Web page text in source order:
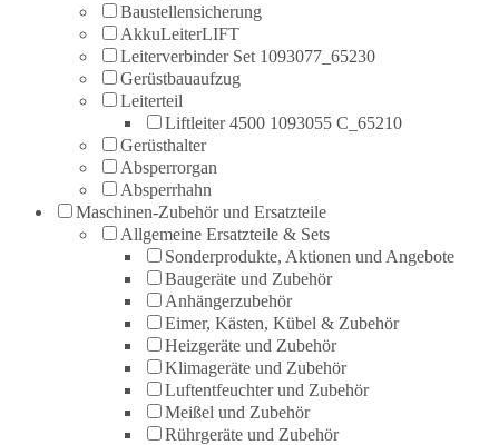
Baustellensicherung
AkkuLeiterLIFT
Leiterverbinder Set 1093077_65230
Gerüstbauaufzug
Leiterteil
Liftleiter 4500 1093055 C_65210
Gerüsthalter
Absperrorgan
Absperrhahn
Maschinen-Zubehör und Ersatzteile
Allgemeine Ersatzteile & Sets
Sonderprodukte, Aktionen und Angebote
Baugeräte und Zubehör
Anhängerzubehör
Eimer, Kästen, Kübel & Zubehör
Heizgeräte und Zubehör
Klimageräte und Zubehör
Luftentfeuchter und Zubehör
Meißel und Zubehör
Rührgeräte und Zubehör